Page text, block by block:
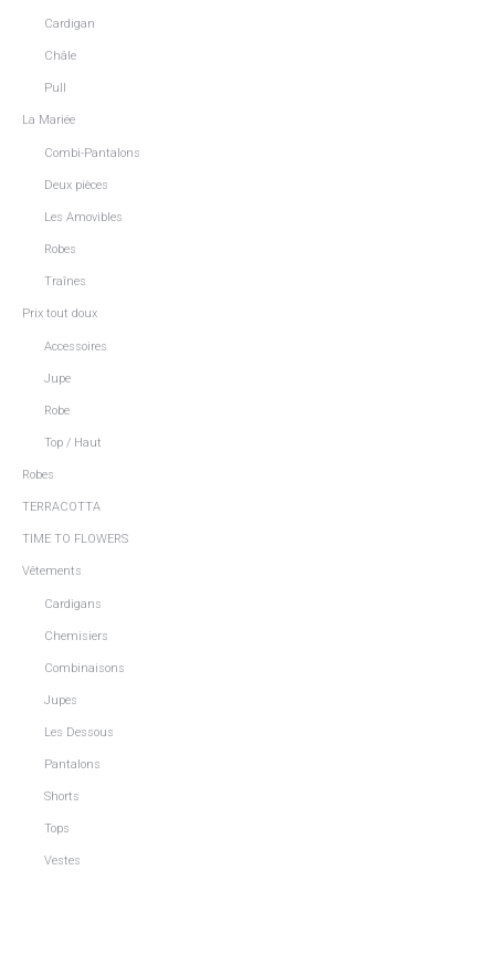
Cardigan
Châle
Pull
La Mariée
Combi-Pantalons
Deux pièces
Les Amovibles
Robes
Traînes
Prix tout doux
Accessoires
Jupe
Robe
Top / Haut
Robes
TERRACOTTA
TIME TO FLOWERS
Vêtements
Cardigans
Chemisiers
Combinaisons
Jupes
Les Dessous
Pantalons
Shorts
Tops
Vestes